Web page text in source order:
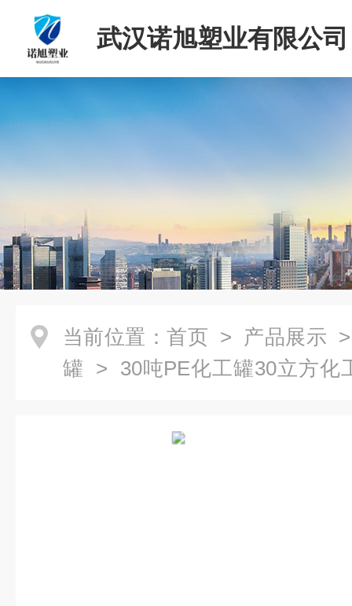
武汉诺旭塑业有限公司
当前位置： 首页 > 产品展示
罐 > 30吨PE化工罐30立方化